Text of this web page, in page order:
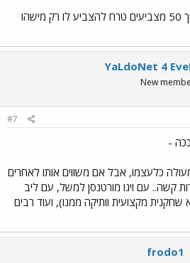
כי בינתיים מתוך 50 מצביעים טרח להצביע לו רק מישהו
YaLdoNet 4
New
#7
-
כלעצמו, אבל אם משווים אותו לאחרים
קשה.. עם ויגו מורטנסן למשל, עם ליב
שחקנית מקצועית וותיקה ממנו), ועוד רבים
frodo1